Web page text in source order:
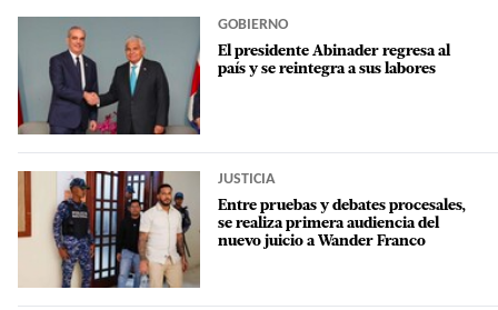
GOBIERNO
El presidente Abinader regresa al
país y se reintegra a sus labores
JUSTICIA
Entre pruebas y debates procesales,
se realiza primera audiencia del
nuevo juicio a Wander Franco